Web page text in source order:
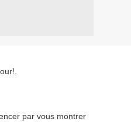
par vous montrer